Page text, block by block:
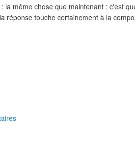
la même chose que maintenant : c'est
réponse touche certainement à la